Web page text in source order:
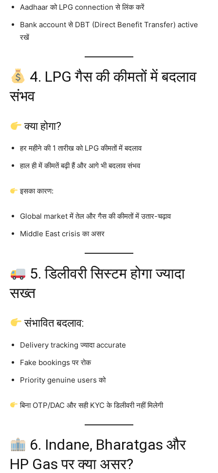
Aadhaar को LPG connection से लिंक करें
Bank account से DBT (Direct Benefit Transfer) active
रखें
4. LPG गैस की कीमतों में बदलाव
संभव
क्या होगा?
हर महीने की 1 तारीख को LPG कीमतों में बदलाव
हाल ही में कीमतें बढ़ी हैं और आगे भी बदलाव संभव
इसका कारण:
Global market में तेल और गैस की कीमतों में उतार-चढ़ाव
Middle East crisis का असर
5. डिलीवरी सिस्टम होगा ज्यादा
सख्त
संभावित बदलाव:
Delivery tracking ज्यादा accurate
Fake bookings पर रोक
Priority genuine users को
बिना OTP/DAC और सही KYC के डिलीवरी नहीं मिलेगी
6. Indane, Bharatgas और
HP Gas पर क्या असर?